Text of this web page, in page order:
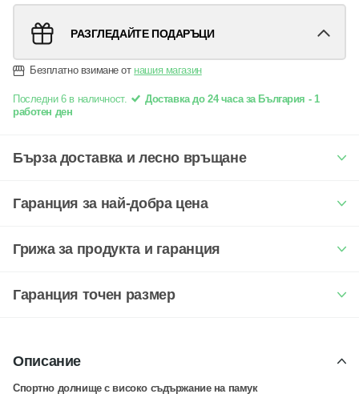
РАЗГЛЕДАЙТЕ ПОДАРЪЦИ
Безплатно взимане от нашия магазин
Последни 6 в наличност.
Доставка до 24 часа за България - 1
работен ден
Бърза доставка и лесно връщане
Гаранция за най-добра цена
Грижа за продукта и гаранция
Гаранция точен размер
Описание
Спортно долнище с високо съдържание на памук